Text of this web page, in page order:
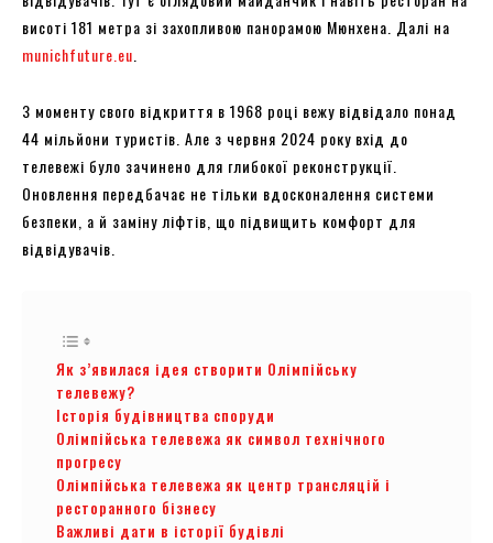
висоті 181 метра зі захопливою панорамою Мюнхена. Далі на
munichfuture.eu
З моменту свого відкриття в 1968 році вежу відвідало понад
44 мільйони туристів. Але з червня 2024 року вхід до
телевежі було зачинено для глибокої реконструкції.
Оновлення передбачає не тільки вдосконалення системи
безпеки, а й заміну ліфтів, що підвищить комфорт для
відвідувачів.
Як з’явилася ідея створити Олімпійську
телевежу?
Історія будівництва споруди
Олімпійська телевежа як символ технічного
прогресу
Олімпійська телевежа як центр трансляцій і
ресторанного бізнесу
Важливі дати в історії будівлі